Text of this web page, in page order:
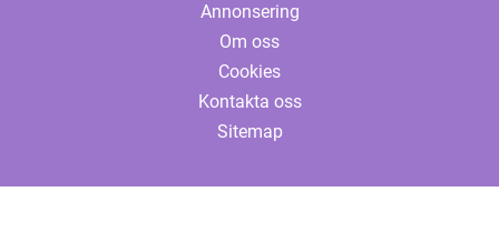
Annonsering
Om oss
Cookies
Kontakta oss
Sitemap